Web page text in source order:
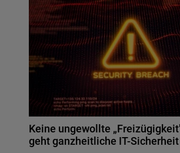
Keine ungewollte
geht ganzheitliche IT-Sicherheit